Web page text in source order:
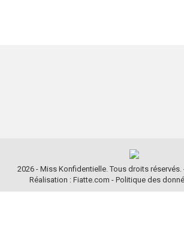
2026 - Miss Konfidentielle. Tous droits réservés.
Réalisation : Fiatte.com - Politique des